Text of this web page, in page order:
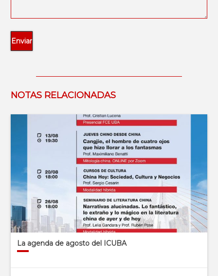
NOTAS RELACIONADAS
La agenda de agosto del ICUBA